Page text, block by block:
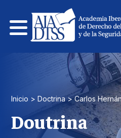
contenido
Inicio > Doctrina > Carlos
Doutrina